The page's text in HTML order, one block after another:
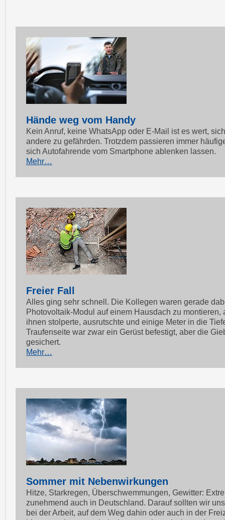
Hände weg vom Handy
Kein Anruf, keine WhatsApp oder E-Mail ist es wert,
andere zu gefährden. Trotzdem passieren immer
sich Autofahrende vom Smartphone ablenken lassen.
Mehr…
Freier Fall
Alles ging sehr schnell. Die Kollegen waren gerade
Photovoltaik-Modul auf einem Hausdach zu montieren,
ihnen stolperte, ausrutschte und einige Meter in die
Traufenseite war zwar ein Gerüst befestigt, aber die
gesichert.
Mehr…
Sommer mit Nebenwirkungen
Hitze, Starkregen, Überschwemmungen, Gewitter:
zunehmend auch in Deutschland. Darauf sollten wir
bei der Arbeit, auf dem Weg dahin oder auch in der